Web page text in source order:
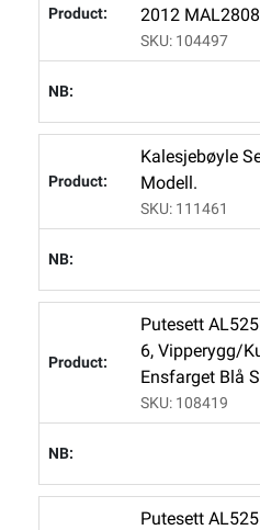
2012
SKU: 104497
Kalesjebøyle
Modell.
SKU: 111461
Putesett
6, Vipperygg/
Ensfarget Blå
SKU: 108419
Putesett